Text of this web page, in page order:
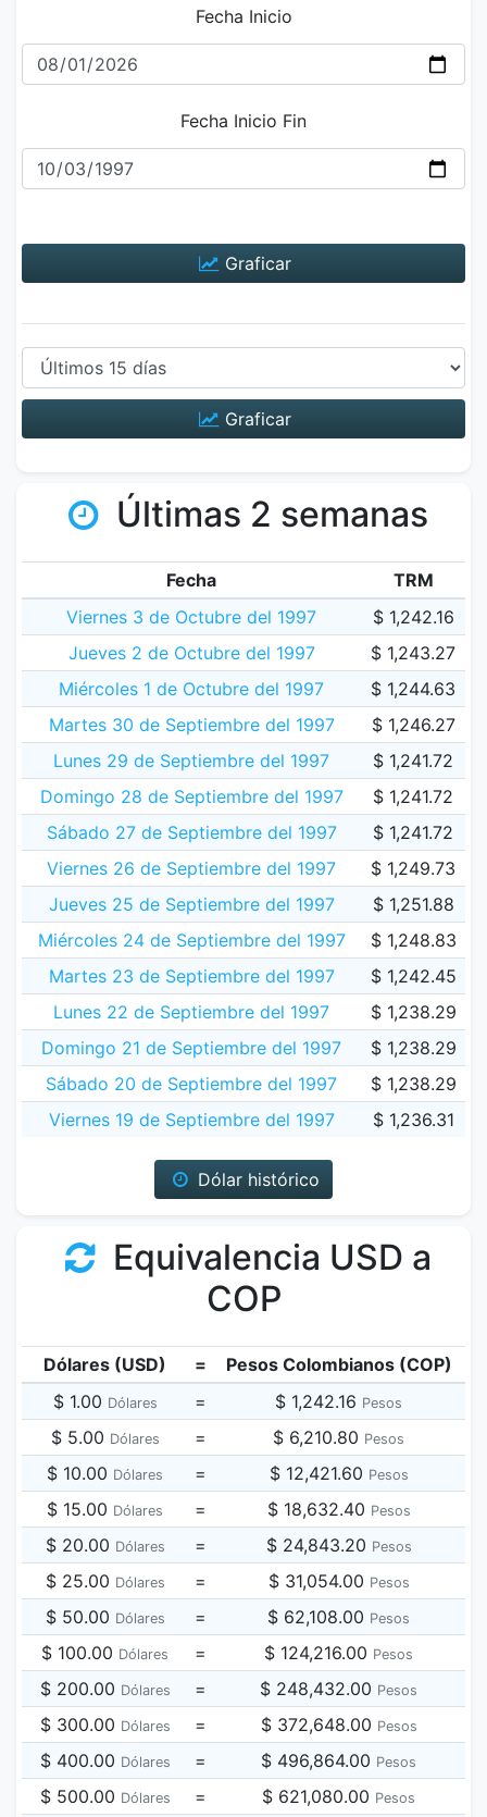
Fecha Inicio
Fecha Inicio Fin
Graficar
Graficar
Últimas 2 semanas
Fecha
TRM
Viernes 3 de Octubre del 1997
$ 1,242.16
Jueves 2 de Octubre del 1997
$ 1,243.27
Miércoles 1 de Octubre del 1997
$ 1,244.63
Martes 30 de Septiembre del 1997
$ 1,246.27
Lunes 29 de Septiembre del 1997
$ 1,241.72
Domingo 28 de Septiembre del 1997
$ 1,241.72
Sábado 27 de Septiembre del 1997
$ 1,241.72
Viernes 26 de Septiembre del 1997
$ 1,249.73
Jueves 25 de Septiembre del 1997
$ 1,251.88
Miércoles 24 de Septiembre del 1997
$ 1,248.83
Martes 23 de Septiembre del 1997
$ 1,242.45
Lunes 22 de Septiembre del 1997
$ 1,238.29
Domingo 21 de Septiembre del 1997
$ 1,238.29
Sábado 20 de Septiembre del 1997
$ 1,238.29
Viernes 19 de Septiembre del 1997
$ 1,236.31
Dólar histórico
Equivalencia USD a
COP
Dólares (USD) =
Pesos Colombianos (COP)
$ 1.00 Dólares = $ 1,242.16 Pesos
$ 5.00 Dólares = $ 6,210.80 Pesos
$ 10.00 Dólares = $ 12,421.60 Pesos
$ 15.00 Dólares = $ 18,632.40 Pesos
$ 20.00 Dólares = $ 24,843.20 Pesos
$ 25.00 Dólares = $ 31,054.00 Pesos
$ 50.00 Dólares = $ 62,108.00 Pesos
$ 100.00 Dólares = $ 124,216.00 Pesos
$ 200.00 Dólares = $ 248,432.00 Pesos
$ 300.00 Dólares = $ 372,648.00 Pesos
$ 400.00 Dólares = $ 496,864.00 Pesos
$ 500.00 Dólares = $ 621,080.00 Pesos